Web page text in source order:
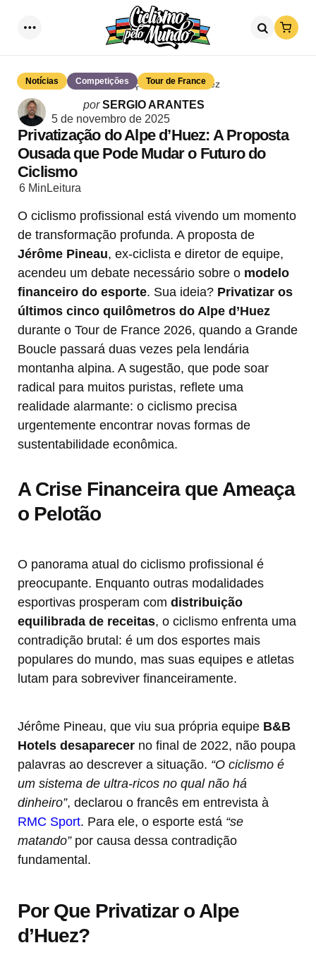
Loja
Notícias Competições Tour de France
Privatização do Alpe d'Huez
Postado
por
porSERGIO ARANTES
5 de novembro de 2025
Privatização do Alpe d’Huez: A Proposta
Ousada que Pode Mudar o Futuro do
Ciclismo
6 Min Leitura
O ciclismo profissional está vivendo um momento
de transformação profunda. A proposta de
Jérôme Pineau, ex-ciclista e diretor de equipe,
acendeu um debate necessário sobre o modelo
financeiro do esporte. Sua ideia? Privatizar os
últimos cinco quilômetros do Alpe d’Huez
durante o Tour de France 2026, quando a Grande
Boucle passará duas vezes pela lendária
montanha alpina. A sugestão, que pode soar
radical para muitos puristas, reflete uma
realidade alarmante: o ciclismo precisa
urgentemente encontrar novas formas de
sustentabilidade econômica.
A Crise Financeira que Ameaça
o Pelotão
O panorama atual do ciclismo profissional é
preocupante. Enquanto outras modalidades
esportivas prosperam com distribuição
equilibrada de receitas, o ciclismo enfrenta uma
contradição brutal: é um dos esportes mais
populares do mundo, mas suas equipes e atletas
lutam para sobreviver financeiramente.
Jérôme Pineau, que viu sua própria equipe B&B
Hotels desaparecer no final de 2022, não poupa
palavras ao descrever a situação. “O ciclismo é
um sistema de ultra-ricos no qual não há
dinheiro”, declarou o francês em entrevista à
RMC Sport. Para ele, o esporte está “se
matando”por causa dessa contradição
fundamental.
Por Que Privatizar o Alpe
d’Huez?